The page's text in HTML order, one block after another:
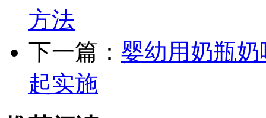
方法
下一篇： 婴幼用奶瓶
起实施